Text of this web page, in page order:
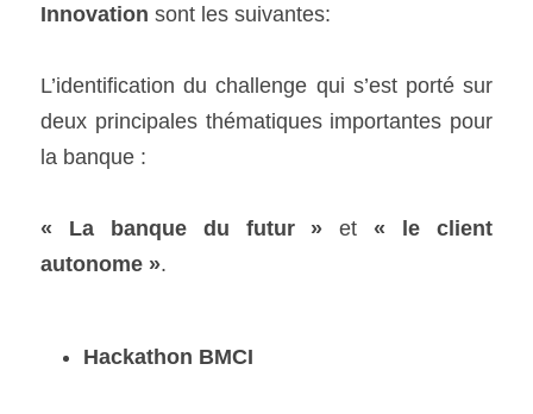
Innovation sont les suivantes:
L’identification du challenge qui s’est porté sur
deux principales thématiques importantes pour
la banque :
« La banque du futur » et « le client
autonome ».
Hackathon BMCI